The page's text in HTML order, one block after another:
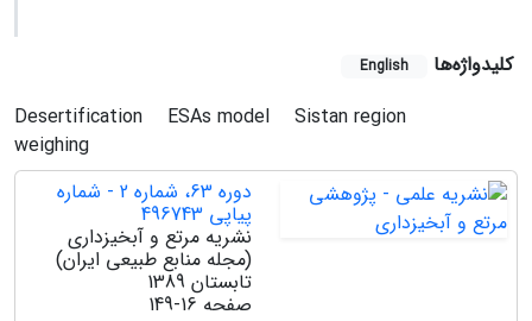
کلیدواژه‌ها English
Desertification ESAs model
Sistan region
weighing
دوره 63، شماره 2 - شماره
پیاپی 496743
نشریه مرتع و آبخیزداری
(مجله منابع طبیعی ایران)
تابستان 1389
صفحه 149-16